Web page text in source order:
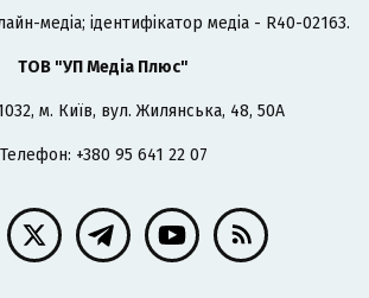
медіа; ідентифікатор медіа - R40-02163.
ТОВ "УП Медіа Плюс"
м. Київ, вул. Жилянська, 48, 50А
Телефон: +380 95 641 22 07